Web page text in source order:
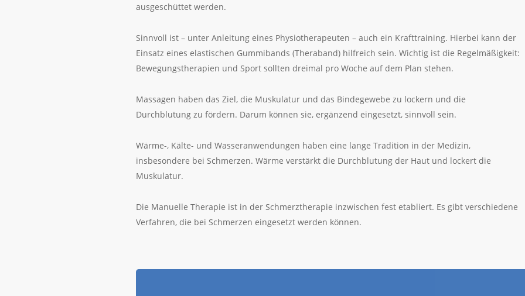
ausgeschüttet werden.
Sinnvoll ist – unter Anleitung eines Physiotherapeuten – auch ein Krafttraining. Hierbei kann der
Einsatz eines elastischen Gummibands (Theraband) hilfreich sein. Wichtig ist die Regelmäßigkeit:
Bewegungstherapien und Sport sollten dreimal pro Woche auf dem Plan stehen.
Massagen haben das Ziel, die Muskulatur und das Bindegewebe zu lockern und die
Durchblutung zu fördern. Darum können sie, ergänzend eingesetzt, sinnvoll sein.
Wärme-, Kälte- und Wasseranwendungen haben eine lange Tradition in der Medizin,
insbesondere bei Schmerzen. Wärme verstärkt die Durchblutung der Haut und lockert die
Muskulatur.
Die Manuelle Therapie ist in der Schmerztherapie inzwischen fest etabliert. Es gibt verschiedene
Verfahren, die bei Schmerzen eingesetzt werden können.